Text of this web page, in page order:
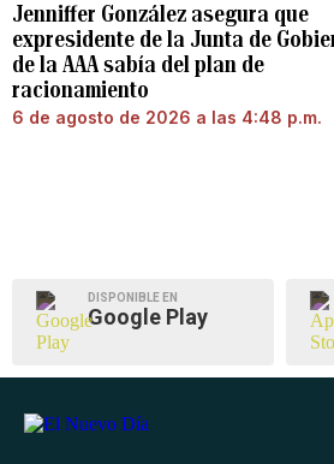
Jenniffer González asegura que
expresidente de la Junta de
de la AAA sabía del plan de
racionamiento
6 de agosto de 2026 a las 4:48 p.m.
DISPONIBLE EN
Google Play